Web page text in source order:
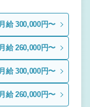
月給 300,000円〜
月給 260,000円〜
月給 300,000円〜
月給 260,000円〜